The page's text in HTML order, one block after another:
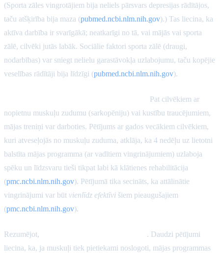
(Sporta zāles vingrotājiem bija neliels pārsvars depresijas rādītājos,
taču atšķirība bija maza (pubmed.ncbi.nlm.nih.gov).) Tas liecina, ka
aktīva darbība ir svarīgākā; neatkarīgi no tā, vai mājās vai sporta
zālē, cilvēki jutās labāk. Sociālie faktori sporta zālē (draugi,
nodarbības) var sniegt nelielu garastāvokļa uzlabojumu, taču kopējie
veselības rādītāji bija līdzīgi (pubmed.ncbi.nlm.nih.gov).
Pat cilvēkiem ar
nopietnu muskuļu zudumu (sarkopēniju) vai kustību traucējumiem,
mājas treniņi var darboties. Pētījums ar gados vecākiem cilvēkiem,
kuri atveseļojās no muskuļu zuduma, atklāja, ka 4 nedēļu uz lietotni
balstīta mājas programma (ar vadītiem vingrinājumiem) uzlaboja
spēku un līdzsvaru tieši tikpat labi kā klātienes rehabilitācija
(pmc.ncbi.nlm.nih.gov). Pētījumā tika secināts, ka attālinātie
vingrinājumi var būt vienlīdz efektīvi šiem pieaugušajiem
(pmc.ncbi.nlm.nih.gov).
Rezumējot,
. Daudzi pētījumi
liecina, ka, ja muskuļi tiek pietiekami noslogoti, mājas programmas